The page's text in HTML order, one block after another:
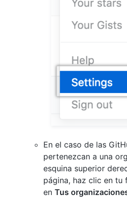
En el caso de las
pertenezcan a una
esquina superior
página, haz clic en
en Tus